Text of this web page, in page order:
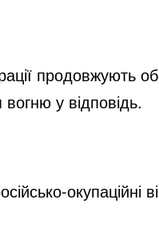
продовжують
у відповідь.
окупаційні